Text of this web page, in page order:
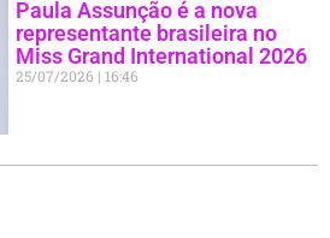
Paula Assunção é a nova
representante brasileira no
Miss Grand International 2026
25/07/2026 16:46